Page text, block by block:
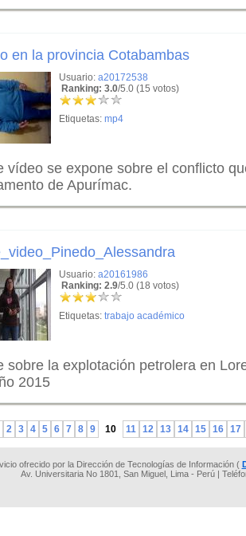
en la provincia Cotabambas
Usuario: a20172538
Ranking: 3.0/5.0 (15 votos)
Etiquetas: mp4
vídeo se expone sobre el conflicto
de Apurímac.
Usuario: a20161986
Ranking: 2.9/5.0 (18 votos)
Etiquetas: trabajo académico
sobre la explotación petrolera en
2015
2 3 4 5 6 7 8 9 10 11 12 13 14 15 16 17
ofrecido por la Dirección de Tecnologías de Información (
Av. Universitaria No 1801, San Miguel, Lima - Perú |